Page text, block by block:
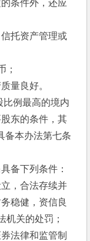
条件外，还应
托资产管理或
；
量良好。
比例最高的境内
东的条件，其
备本办法第七条
备下列条件：
，合法存续并
稳健，资信良
机关的处罚；
法律和监管制